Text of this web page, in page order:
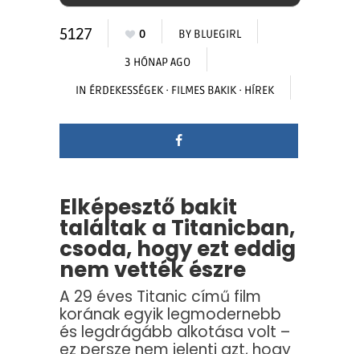
5127 0 BY BLUEGIRL
3 HÓNAP AGO
IN ÉRDEKESSÉGEK · FILMES BAKIK · HÍREK
Elképesztő bakit
találtak a Titanicban,
csoda, hogy ezt eddig
nem vették észre
A 29 éves Titanic című film
korának egyik legmodernebb
és legdrágább alkotása volt –